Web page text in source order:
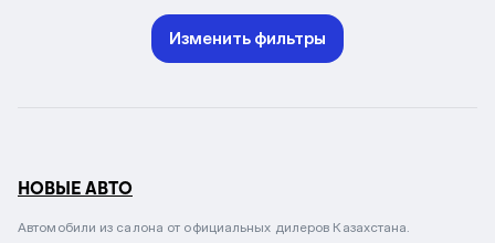
Изменить фильтры
НОВЫЕ АВТО
Автомобили из салона от официальных дилеров Казахстана.